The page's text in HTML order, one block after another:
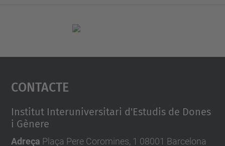
Contacte
Institut Interuniversitari d'Estudis de Dones
i Gènere
Adreça Plaça Pere Coromines, 1 08001 Barcelona